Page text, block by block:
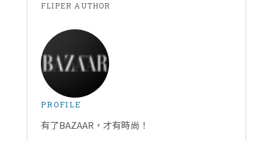
FLIPER AUTHOR
PROFILE
有了BAZAAR，才有時尚！